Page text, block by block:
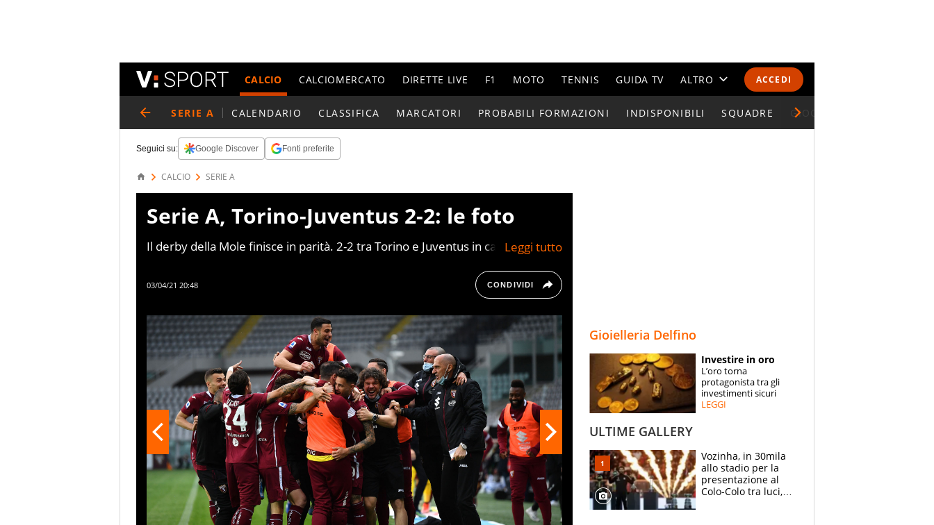
ACCEDI
CALCIO CALCIOMERCATO DIRETTE LIVE F1 MOTO TENNIS GUIDA TV ALTRO
CALENDARI E CLASSIFICHE
ESPERTI
CONTATTI
SERIE A CALENDARIO CLASSIFICA MARCATORI PROBABILI FORMAZIONI INDISPONIBILI SQUADRE GIOCATORI SERIE A
Seguici su: Google Discover Fonti preferite
CALCIO SERIE A
Serie A, Torino-Juventus 2-2: le foto
Il derby della Mole finisce in parità. 2-2 tra Torino e Juventus in casa granata,
03/04/21 20:48 CONDIVIDI
Gioielleria Delfino
Investire in oro
L’oro torna
protagonista tra gli
investimenti sicuri
LEGGI
ULTIME GALLERY
Vozinha, in 30mila
allo stadio per la
presentazione al
Colo-Colo tra luci,